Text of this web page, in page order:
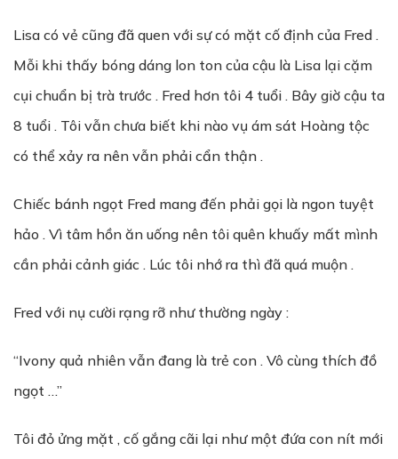
Lisa có vẻ cũng đã quen với sự có mặt cố định của Fred .
Mỗi khi thấy bóng dáng lon ton của cậu là Lisa lại cặm
cụi chuẩn bị trà trước . Fred hơn tôi 4 tuổi . Bây giờ cậu ta
8 tuổi . Tôi vẫn chưa biết khi nào vụ ám sát Hoàng tộc
có thể xảy ra nên vẫn phải cẩn thận .
Chiếc bánh ngọt Fred mang đến phải gọi là ngon tuyệt
hảo . Vì tâm hồn ăn uống nên tôi quên khuấy mất mình
cần phải cảnh giác . Lúc tôi nhớ ra thì đã quá muộn .
Fred với nụ cười rạng rỡ như thường ngày :
“Ivony quả nhiên vẫn đang là trẻ con . Vô cùng thích đồ
ngọt …”
Tôi đỏ ửng mặt , cố gắng cãi lại như một đứa con nít mới